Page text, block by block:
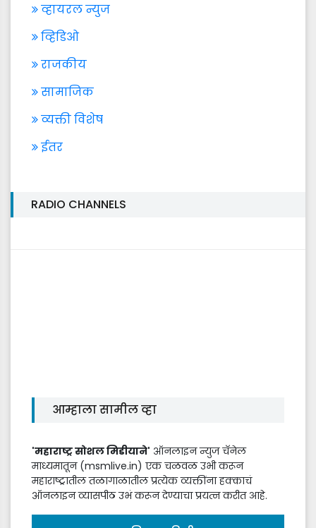
व्हायरल न्युज
व्हिडिओ
राजकीय
सामाजिक
व्यक्ती विशेष
ईतर
RADIO CHANNELS
आम्हाला सामील व्हा
'महाराष्ट्र सोशल मिडीयाने' ऑनलाइन न्युज चॅनेल
माध्यमातून (msmlive.in) एक चळवळ उभी करून
महाराष्ट्रातील तळागाळातील प्रत्येक व्यक्तींना हक्काचं
ऑनलाइन व्यासपीठ उभं करून देण्याचा प्रयत्न करीत आहे.